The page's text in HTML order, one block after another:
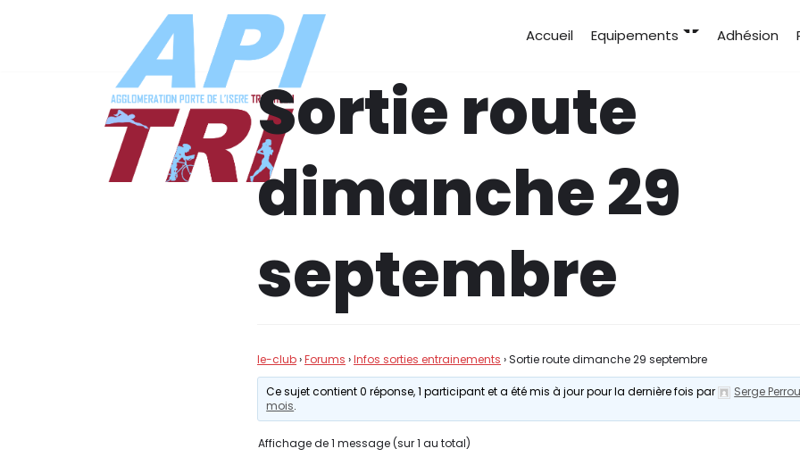
Accueil Equipements Adhésion
Sortie route
dimanche 29
septembre
le-club›Forums ›Infos sorties entrainements ›Sortie route dimanche 29 septembre
Ce sujet contient 0 réponse, 1 participant et a été mis à jour pour la dernière fois par Serge
mois.
Affichage de 1 message (sur 1 au total)